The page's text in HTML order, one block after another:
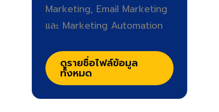
Marketing, Email Marketing
และ Marketing Automation
ดูรายชื่อไฟล์ข้อมูล
ทั้งหมด